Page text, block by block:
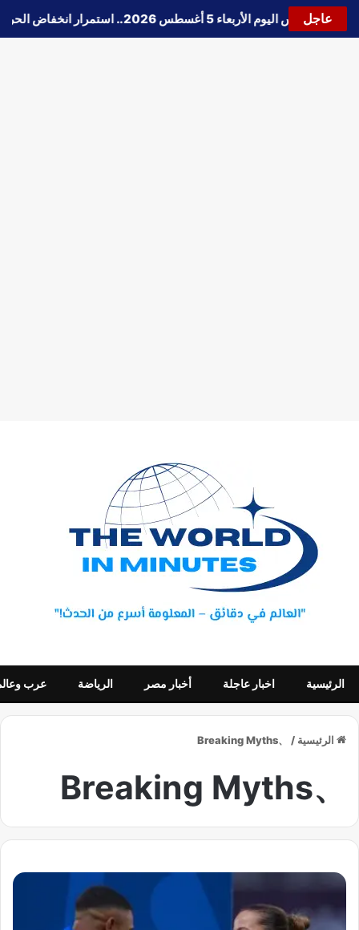
عاجل
حالة الطقس اليوم الأربعاء 5 أغسطس 2026.. استمرار انخفاض الحرارة وتحذيرات من الشبورة واضطراب الملاحة
الرئيسية اخبار عاجلة أخبار مصر الرياضة عرب
الرئيسية /
、Breaking Myths
、Breaking Myths